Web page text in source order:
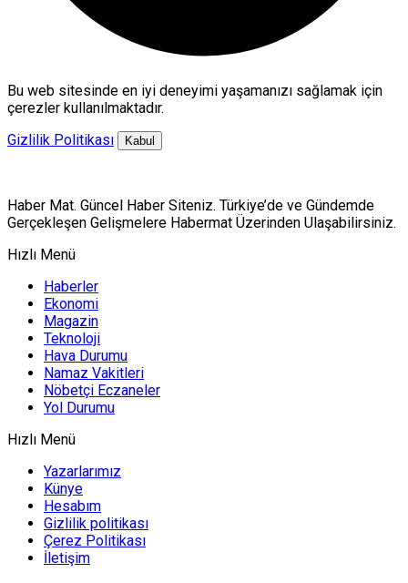
Bu web sitesinde en iyi deneyimi yaşamanızı sağlamak için
çerezler kullanılmaktadır.
Gizlilik Politikası
Kabul
Haber Mat. Güncel Haber Siteniz. Türkiye’de ve Gündemde
Gerçekleşen Gelişmelere Habermat Üzerinden Ulaşabilirsiniz.
Hızlı Menü
Haberler
Ekonomi
Magazin
Teknoloji
Hava Durumu
Namaz Vakitleri
Nöbetçi Eczaneler
Yol Durumu
Hızlı Menü
Yazarlarımız
Künye
Hesabım
Gizlilik politikası
Çerez Politikası
İletişim